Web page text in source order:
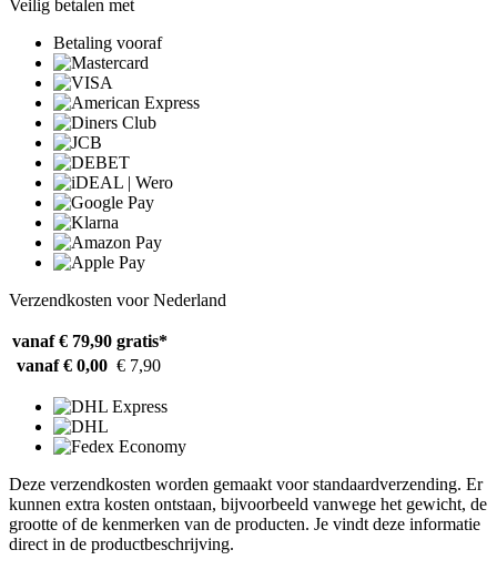
Veilig betalen met
Betaling vooraf
Verzendkosten voor Nederland
vanaf € 79,90 gratis*
vanaf € 0,00 € 7,90
Deze verzendkosten worden gemaakt voor standaardverzending. Er
kunnen extra kosten ontstaan, bijvoorbeeld vanwege het gewicht, de
grootte of de kenmerken van de producten. Je vindt deze informatie
direct in de productbeschrijving.